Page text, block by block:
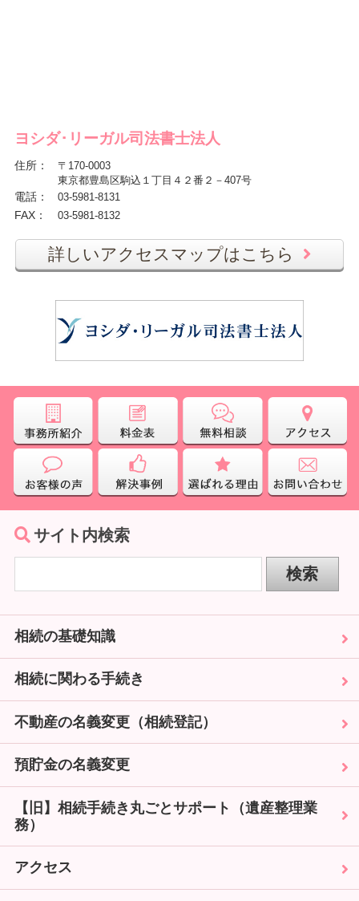
ヨシダ･リーガル司法書士法人
住所：
〒170-0003
東京都豊島区駒込１丁目４２番２－407号
電話： 03-5981-8131
FAX： 03-5981-8132
詳しいアクセスマップはこちら
サイト内検索
相続の基礎知識
相続に関わる手続き
不動産の名義変更（相続登記）
預貯金の名義変更
【旧】相続手続き丸ごとサポート（遺産整理業
務）
アクセス